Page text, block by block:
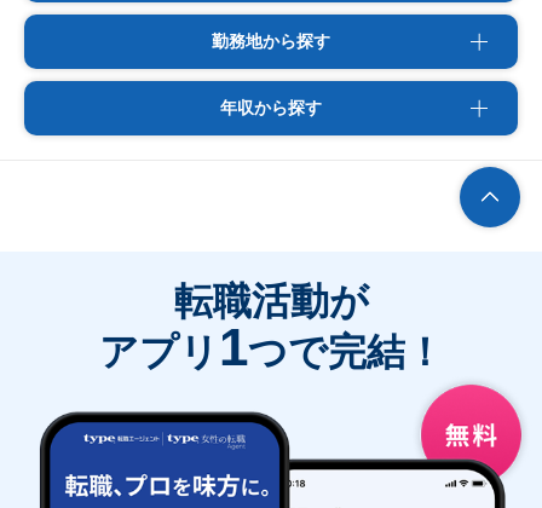
勤務地から探す
年収から探す
転職活動が
アプリ 1つで完結！